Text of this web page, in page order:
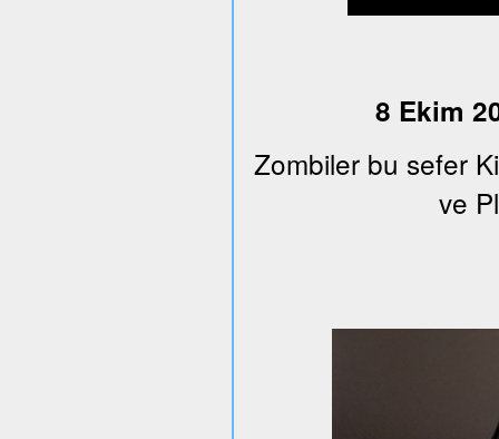
8 Ekim
Zombiler bu sefer
ve